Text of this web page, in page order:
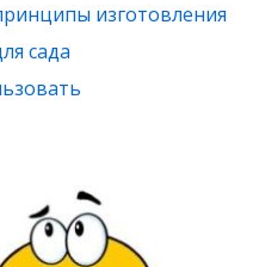
изготовления
сада